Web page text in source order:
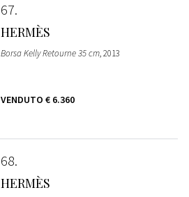
67
HERMÈS
Borsa Kelly Retourne 35 cm, 2013
VENDUTO € 6.360
68
HERMÈS